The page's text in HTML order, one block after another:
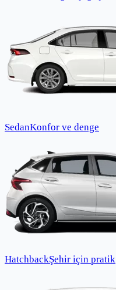
SedanKonfor ve denge
HatchbackŞehir için pratik